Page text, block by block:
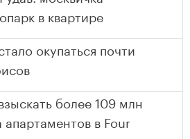
в квартире
окупаться почти
более 109 млн
апартаментов в Four